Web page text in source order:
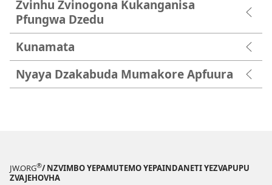
Zvinhu Zvinogona Kukanganisa
Pfungwa Dzedu
Kunamata
Nyaya Dzakabuda Mumakore Apfuura
JW.ORG®/ NZVIMBO YEPAMUTEMO YEPAINDANETI YEZVAPUPU
ZVAJEHOVHA